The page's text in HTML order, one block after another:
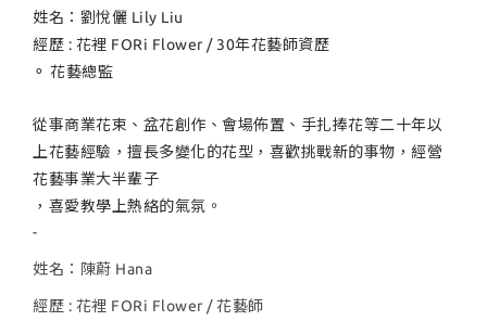
姓名：劉悅儷 Lily Liu
經歷 : 花裡 FORi Flower / 30年花藝師資歷
⚬ 花藝總監
從事商業花束、盆花創作、會場佈置、手扎捧花等二十年以
上花藝經驗，擅長多變化的花型，喜歡挑戰新的事物，經營
花藝事業大半輩子
，喜愛教學上熱絡的氣氛。
-
姓名：陳蔚 Hana
經歷 : 花裡 FORi Flower / 花藝師